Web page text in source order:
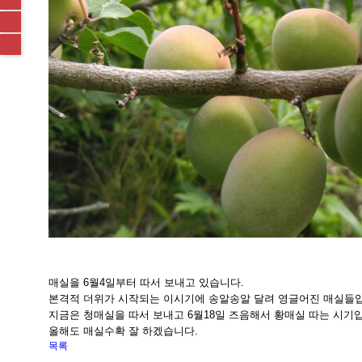
매실을 6월4일부터 따서 보내고 있습니다.
본격적 더위가 시작되는 이시기에 송알송알 달려 영글어진 매실들
지금은 청매실을 따서 보내고 6월18일 즈음해서 황매실 따는 시기
올해도 매실수확 잘 하겠습니다.
목록